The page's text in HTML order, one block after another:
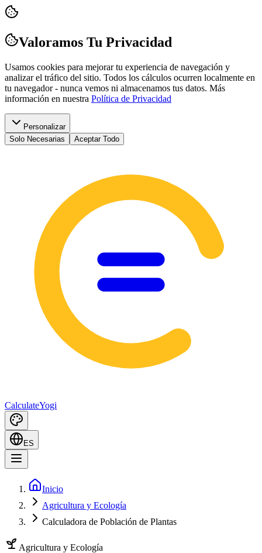
Valoramos Tu Privacidad
Usamos cookies para mejorar tu experiencia de navegación y
analizar el tráfico del sitio. Todos los cálculos ocurren localmente en
tu navegador - nunca vemos ni almacenamos tus datos. Más
información en nuestra Política de Privacidad
Personalizar
Solo Necesarias
Aceptar Todo
CalculateYogi
ES
Inicio
Agricultura y Ecología
Calculadora de Población de Plantas
Agricultura y Ecología